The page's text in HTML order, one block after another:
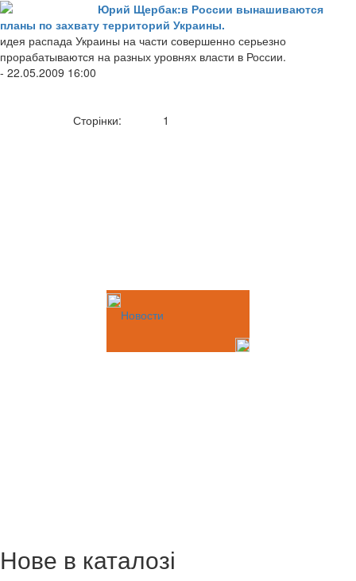
Юрий Щербак:в России вынашиваются
планы по захвату территорий Украины.
идея распада Украины на части совершенно серьезно
прорабатываются на разных уровнях власти в России.
- 22.05.2009 16:00
Сторінки: 1
Новости
Нове в каталозі